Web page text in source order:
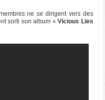
ne se dirigent vers des
sorti son album «Vicious Lies